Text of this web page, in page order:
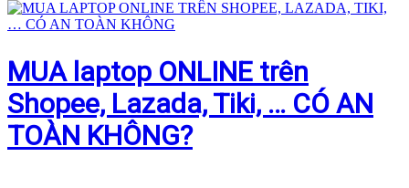
MUA laptop ONLINE trên
Shopee, Lazada, Tiki, … CÓ AN
TOÀN KHÔNG?